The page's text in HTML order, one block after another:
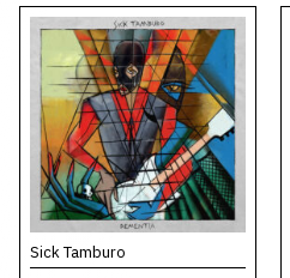
Sick Tamburo